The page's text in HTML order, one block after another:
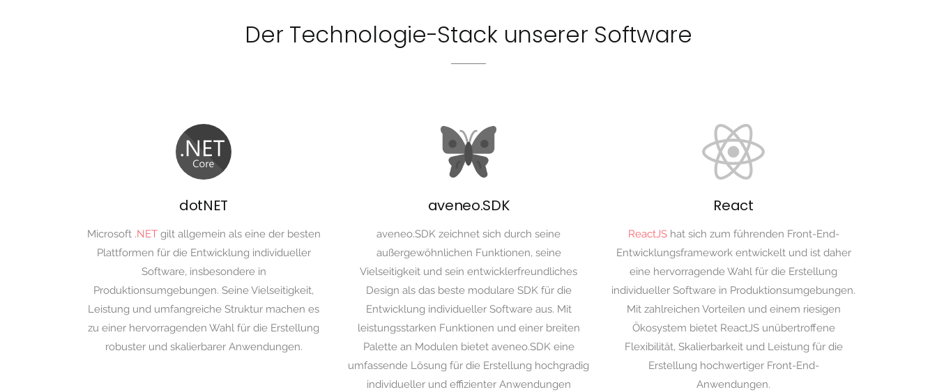
Der Technologie-Stack unserer Software
dotNET
Microsoft .NETgilt allgemein als eine der besten
Plattformen für die Entwicklung individueller
Software, insbesondere in
Produktionsumgebungen. Seine Vielseitigkeit,
Leistung und umfangreiche Struktur machen es
zu einer hervorragenden Wahl für die Erstellung
robuster und skalierbarer Anwendungen.
aveneo.SDK
aveneo.SDK zeichnet sich durch seine
außergewöhnlichen Funktionen, seine
Vielseitigkeit und sein entwicklerfreundliches
Design als das beste modulare SDK für die
Entwicklung individueller Software aus. Mit
leistungsstarken Funktionen und einer breiten
Palette an Modulen bietet aveneo.SDK eine
umfassende Lösung für die Erstellung hochgradig
individueller und effizienter Anwendungen
React
ReactJShat sich zum führenden Front-End-
Entwicklungsframework entwickelt und ist daher
eine hervorragende Wahl für die Erstellung
individueller Software in Produktionsumgebungen.
Mit zahlreichen Vorteilen und einem riesigen
Ökosystem bietet ReactJS unübertroffene
Flexibilität, Skalierbarkeit und Leistung für die
Erstellung hochwertiger Front-End-
Anwendungen.